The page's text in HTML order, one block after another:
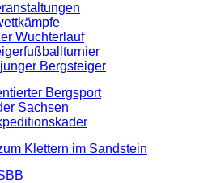
Wuchterlauf
Bergsteiger
Bergsport
Sachsen
Klettern im Sandstein